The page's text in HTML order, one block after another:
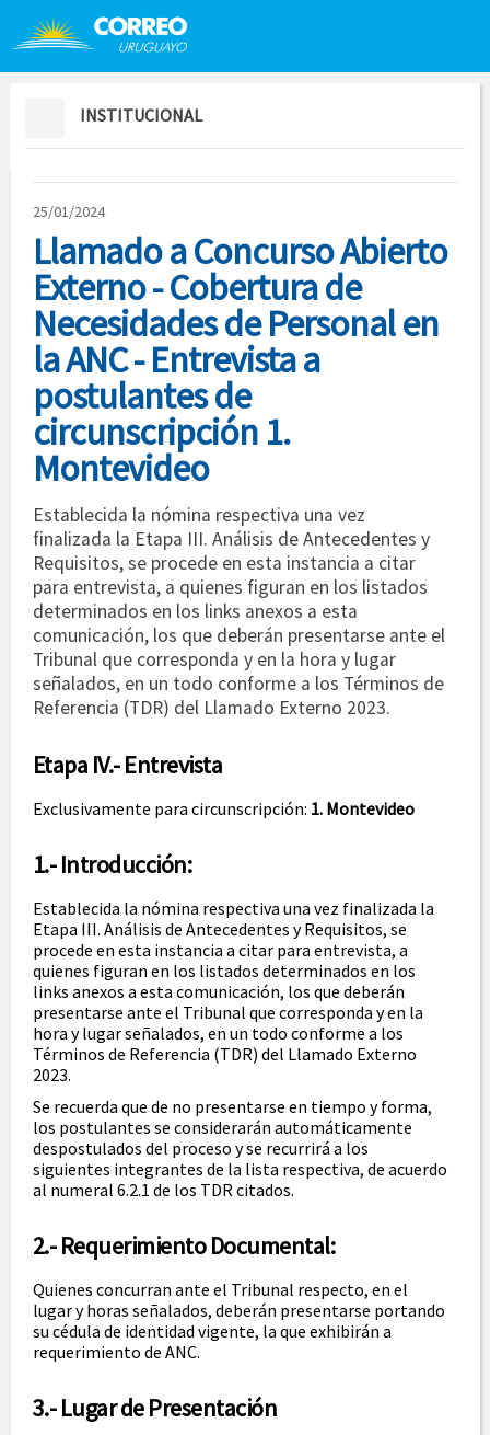
Saltar al contenido
INSTITUCIONAL
25/01/2024
Llamado a Concurso Abierto
Externo - Cobertura de
Necesidades de Personal en
la ANC - Entrevista a
postulantes de
circunscripción 1.
Montevideo
Establecida la nómina respectiva una vez
finalizada la Etapa III. Análisis de Antecedentes y
Requisitos, se procede en esta instancia a citar
para entrevista, a quienes figuran en los listados
determinados en los links anexos a esta
comunicación, los que deberán presentarse ante el
Tribunal que corresponda y en la hora y lugar
señalados, en un todo conforme a los Términos de
Referencia (TDR) del Llamado Externo 2023.
Etapa IV.- Entrevista
Exclusivamente para circunscripción: 1. Montevideo
1.- Introducción:
Establecida la nómina respectiva una vez finalizada la
Etapa III. Análisis de Antecedentes y Requisitos, se
procede en esta instancia a citar para entrevista, a
quienes figuran en los listados determinados en los
links anexos a esta comunicación, los que deberán
presentarse ante el Tribunal que corresponda y en la
hora y lugar señalados, en un todo conforme a los
Términos de Referencia (TDR) del Llamado Externo
2023.
Se recuerda que de no presentarse en tiempo y forma,
los postulantes se considerarán automáticamente
despostulados del proceso y se recurrirá a los
siguientes integrantes de la lista respectiva, de acuerdo
al numeral 6.2.1 de los TDR citados.
2.- Requerimiento Documental:
Quienes concurran ante el Tribunal respecto, en el
lugar y horas señalados, deberán presentarse portando
su cédula de identidad vigente, la que exhibirán a
requerimiento de ANC.
3.- Lugar de Presentación